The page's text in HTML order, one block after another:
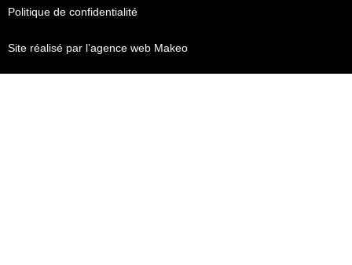
Politique de confidentialité
Site réalisé par l’agence web Makeo